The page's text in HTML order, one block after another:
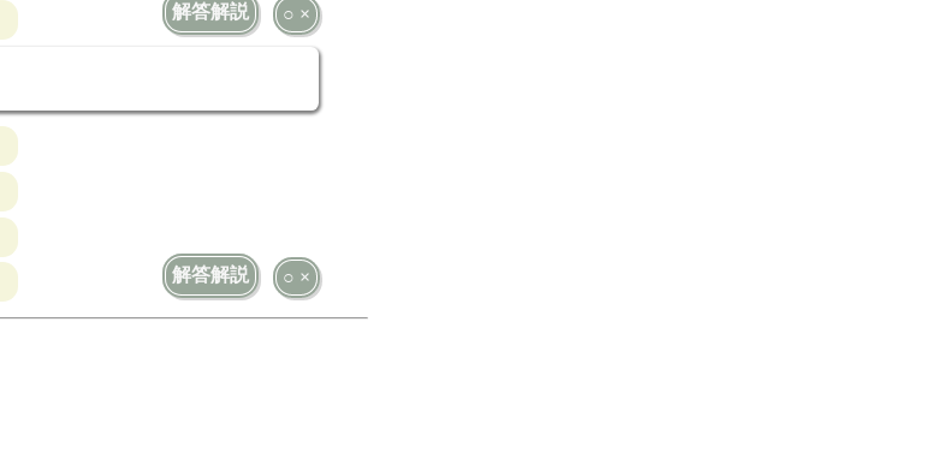
解答解説 ○ ×
解答解説 ○ ×